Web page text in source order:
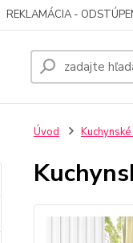
REKLAMÁCIA -
Úvod